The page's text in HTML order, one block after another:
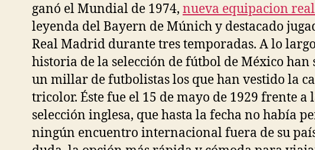
ganó el Mundial de 1974, nueva equipacion
leyenda del Bayern de Múnich y destacado
Real Madrid durante tres temporadas. A lo
historia de la selección de fútbol de México han
un millar de futbolistas los que han vestido la
tricolor. Éste fue el 15 de mayo de 1929 frente a
selección inglesa, que hasta la fecha no había
ningún encuentro internacional fuera de su